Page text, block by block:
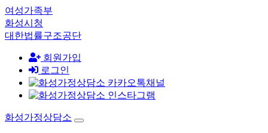
여성가족부
화성시청
대한법률구조공단
회원가입
로그인
화성가정상담소